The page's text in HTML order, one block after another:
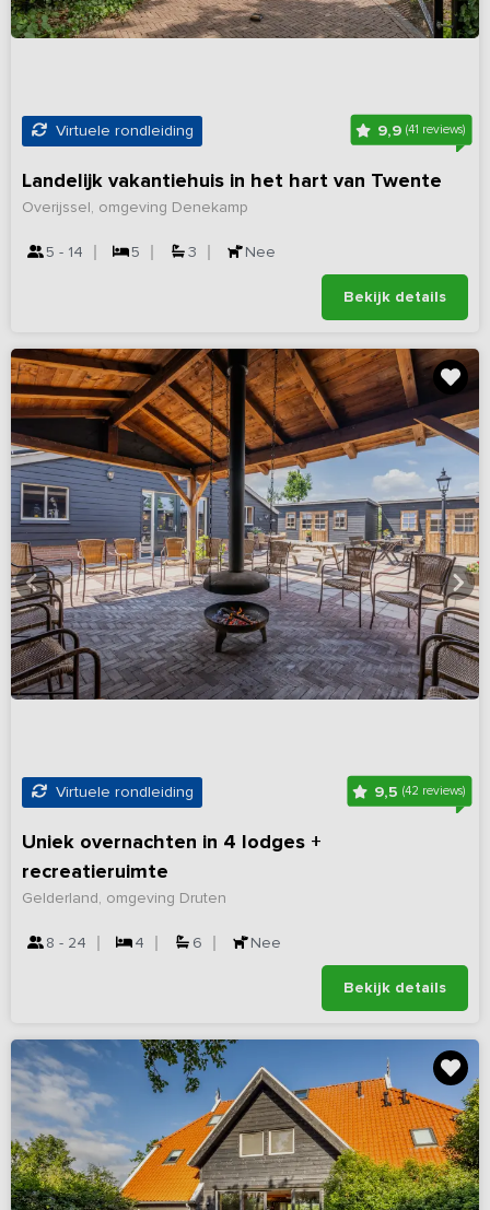
Virtuele rondleiding 9,9(41 reviews)
Landelijk vakantiehuis in het hart van Twente
Overijssel, omgeving Denekamp
5 - 14 5 3 Nee
Bekijk details
Virtuele rondleiding 9,5(42 reviews)
Uniek overnachten in 4 lodges +
recreatieruimte
Gelderland, omgeving Druten
8 - 24 4 6 Nee
Bekijk details